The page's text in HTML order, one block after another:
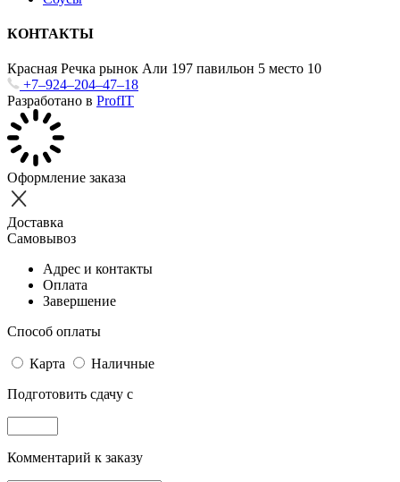
КОНТАКТЫ
Красная Речка рынок Али 197 павильон 5 место 10
+7‒924‒204‒47‒18
Разработано в ProfIT
Оформление заказа
Доставка
Самовывоз
Адрес и контакты
Оплата
Завершение
Способ оплаты
Карта
Наличные
Подготовить сдачу с
Комментарий к заказу